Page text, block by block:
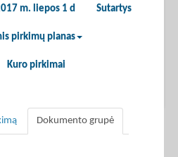
m. liepos 1 d Sutartys
pirkimų planas
Kuro pirkimai
Dokumento grupė